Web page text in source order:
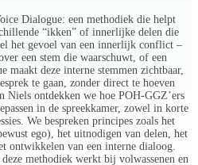
Dialogue: een methodiek die helpt
“ikken” of innerlijke delen die
het gevoel van een innerlijk conflict –
een stem die waarschuwt, of een
maakt deze interne stemmen zichtbaar,
te gaan, zonder direct te hoeven
Niels ontdekken we hoe POH-GGZ’ers
in de spreekkamer, zowel in korte
We bespreken principes zoals het
ego), het uitnodigen van delen, het
ontwikkelen van een interne dialoog.
methodiek werkt bij volwassenen en